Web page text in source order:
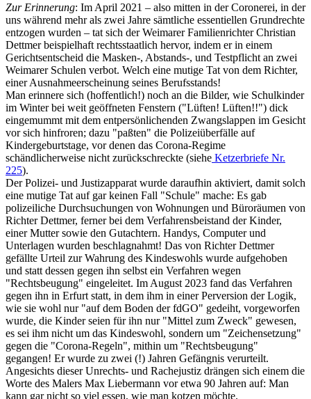
Zur Erinnerung: Im April 2021 – also mitten in der Coronerei, in der
uns während mehr als zwei Jahre sämtliche essentiellen Grundrechte
entzogen wurden – tat sich der Weimarer Familienrichter Christian
Dettmer beispielhaft rechtsstaatlich hervor, indem er in einem
Gerichtsentscheid die Masken-, Abstands-, und Testpflicht an zwei
Weimarer Schulen verbot. Welch eine mutige Tat von dem Richter,
einer Ausnahmeerscheinung seines Berufsstands!
Man erinnere sich (hoffentlich!) noch an die Bilder, wie Schulkinder
im Winter bei weit geöffneten Fenstern ("Lüften! Lüften!!") dick
eingemummt mit dem entpersönlichenden Zwangslappen im Gesicht
vor sich hinfroren; dazu "paßten" die Polizeiüberfälle auf
Kindergeburtstage, vor denen das Corona-Regime
schändlicherweise nicht zurückschreckte (siehe Ketzerbriefe Nr.
225).
Der Polizei- und Justizapparat wurde daraufhin aktiviert, damit solch
eine mutige Tat auf gar keinen Fall "Schule" mache: Es gab
polizeiliche Durchsuchungen von Wohnungen und Büroräumen von
Richter Dettmer, ferner bei dem Verfahrensbeistand der Kinder,
einer Mutter sowie den Gutachtern. Handys, Computer und
Unterlagen wurden beschlagnahmt! Das von Richter Dettmer
gefällte Urteil zur Wahrung des Kindeswohls wurde aufgehoben
und statt dessen gegen ihn selbst ein Verfahren wegen
"Rechtsbeugung" eingeleitet. Im August 2023 fand das Verfahren
gegen ihn in Erfurt statt, in dem ihm in einer Perversion der Logik,
wie sie wohl nur "auf dem Boden der fdGO" gedeiht, vorgeworfen
wurde, die Kinder seien für ihn nur "Mittel zum Zweck" gewesen,
es sei ihm nicht um das Kindeswohl, sondern um "Zeichensetzung"
gegen die "Corona-Regeln", mithin um "Rechtsbeugung"
gegangen! Er wurde zu zwei (!) Jahren Gefängnis verurteilt.
Angesichts dieser Unrechts- und Rachejustiz drängen sich einem die
Worte des Malers Max Liebermann vor etwa 90 Jahren auf: Man
kann gar nicht so viel essen, wie man kotzen möchte.